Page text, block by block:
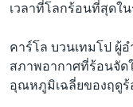
เวลาที่โลกร้อนที่สุดใน
คาร์โล บวนเทมโป ผู้
สภาพอากาศที่ร้อนจัด
อุณหภูมิเฉลี่ยของฤดู